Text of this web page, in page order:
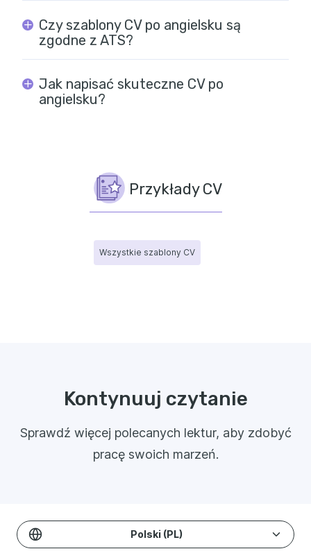
Czy szablony CV po angielsku są
zgodne z ATS?
Jak napisać skuteczne CV po
angielsku?
Przykłady CV
Wszystkie szablony CV
Kontynuuj czytanie
Sprawdź więcej polecanych lektur, aby zdobyć
pracę swoich marzeń.
Polski (PL)